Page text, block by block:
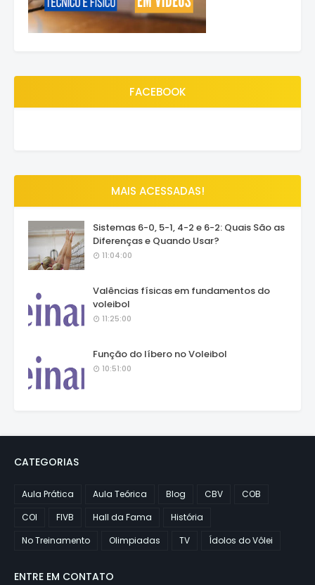
FACEBOOK
MAIS ACESSADAS!
Sistemas 6-0, 5-1, 4-2 e 6-2: Quais São as
Diferenças e Quando Usar?
11:04:00
Valências físicas em fundamentos do
voleibol
11:25:00
Função do líbero no Voleibol
10:51:00
CATEGORIAS
Aula Prática Aula Teórica Blog CBV
COB
COI
FIVB Hall da Fama
História
No Treinamento
Olimpiadas TV Ídolos do Vôlei
ENTRE EM CONTATO